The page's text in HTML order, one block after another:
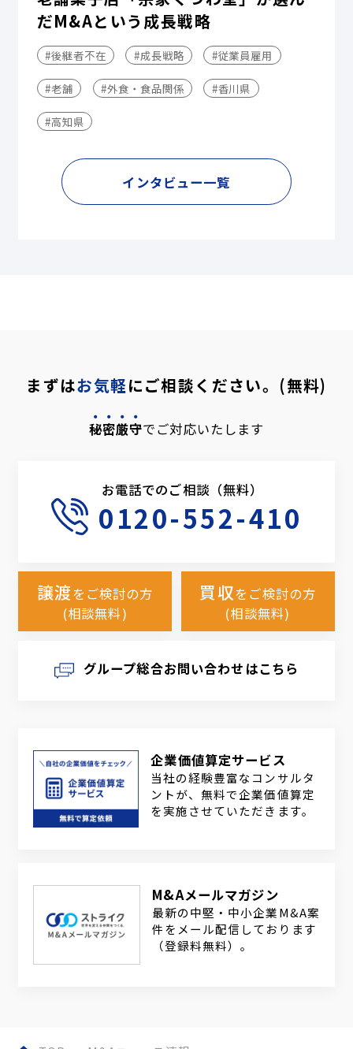
だM&Aという成長戦略
#後継者不在 #成長戦略 #従業員雇用
#老舗 #外食・食品関係 #香川県
#高知県
インタビュー一覧
まずはお気軽にご相談ください。(無料)
秘密厳守でご対応いたします
お電話でのご相談（無料）
0120-552-410
譲渡をご検討の方
(相談無料)
買収をご検討の方
(相談無料)
グループ総合お問い合わせはこちら
企業価値算定サービス
当社の経験豊富なコンサルタ
ントが、無料で企業価値算定
を実施させていただきます。
M&Aメールマガジン
最新の中堅・中小企業M&A案
件をメール配信しております
（登録料無料）。